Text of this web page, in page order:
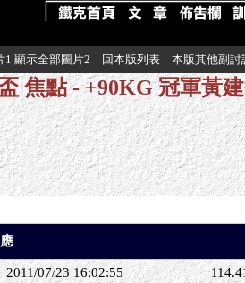
1 顯示全部圖片2 回本版列表 本版其他副討
焦點 - +90KG 冠軍黃
2011/07/23 16:02:55